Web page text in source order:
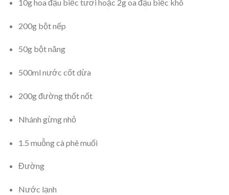
10g hoa đậu biếc tươi hoặc 2g oa đậu biếc khô
200g bột nếp
50g bột năng
500ml nước cốt dừa
200g đường thốt nốt
Nhánh gừng nhỏ
1.5 muỗng cà phê muối
Đường
Nước lạnh